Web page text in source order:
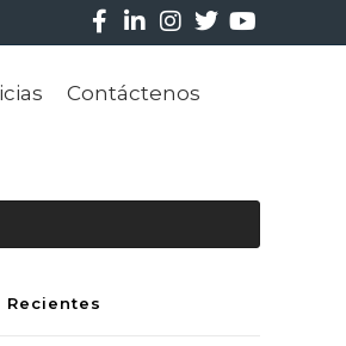
Contáctenos
Recientes